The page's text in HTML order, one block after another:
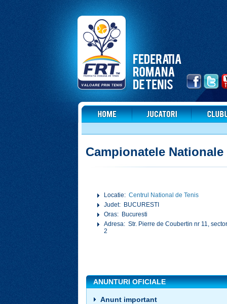
Campionatele
Locatie:Centrul National de Tenis
Judet: BUCURESTI
Oras: Bucuresti
Adresa: Str. Pierre de Coubertin nr 11,
2
ANUNTURI OFICIALE
Anunt important